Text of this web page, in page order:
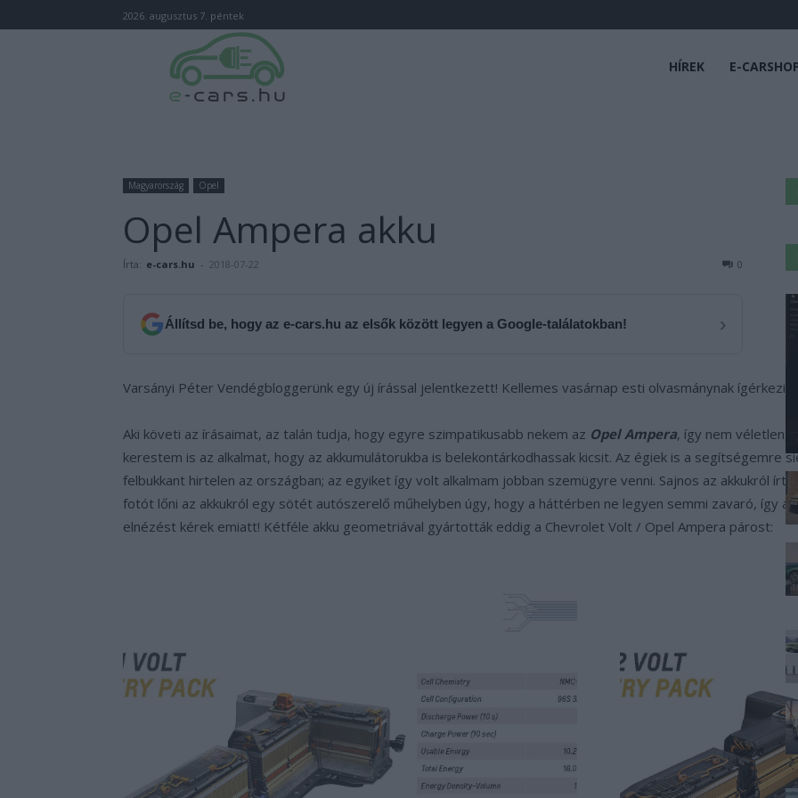
2026. augusztus 7. péntek
HÍREK E-
Magyarország Opel
Opel Ampera akku
Írta: e-cars.hu - 2018-07-22 0
Állítsd be, hogy az e-cars.hu az elsők között legyen a Google-találatokban! ›
Varsányi Péter Vendégbloggerünk egy új írással jelentkezett! Kellemes vasárnap esti olvasmánynak ígérkezik!
Aki követi az írásaimat, az talán tudja, hogy egyre szimpatikusabb nekem az Opel Ampera, így nem véletlen,
kerestem is az alkalmat, hogy az akkumulátorukba is belekontárkodhassak kicsit. Az égiek is a segítségemre
felbukkant hirtelen az országban; az egyiket így volt alkalmam jobban szemügyre venni. Sajnos az akkukról írt
fotót lőni az akkukról egy sötét autószerelő műhelyben úgy, hogy a háttérben ne legyen semmi zavaró, így
elnézést kérek emiatt! Kétféle akku geometriával gyártották eddig a Chevrolet Volt / Opel Ampera párost: